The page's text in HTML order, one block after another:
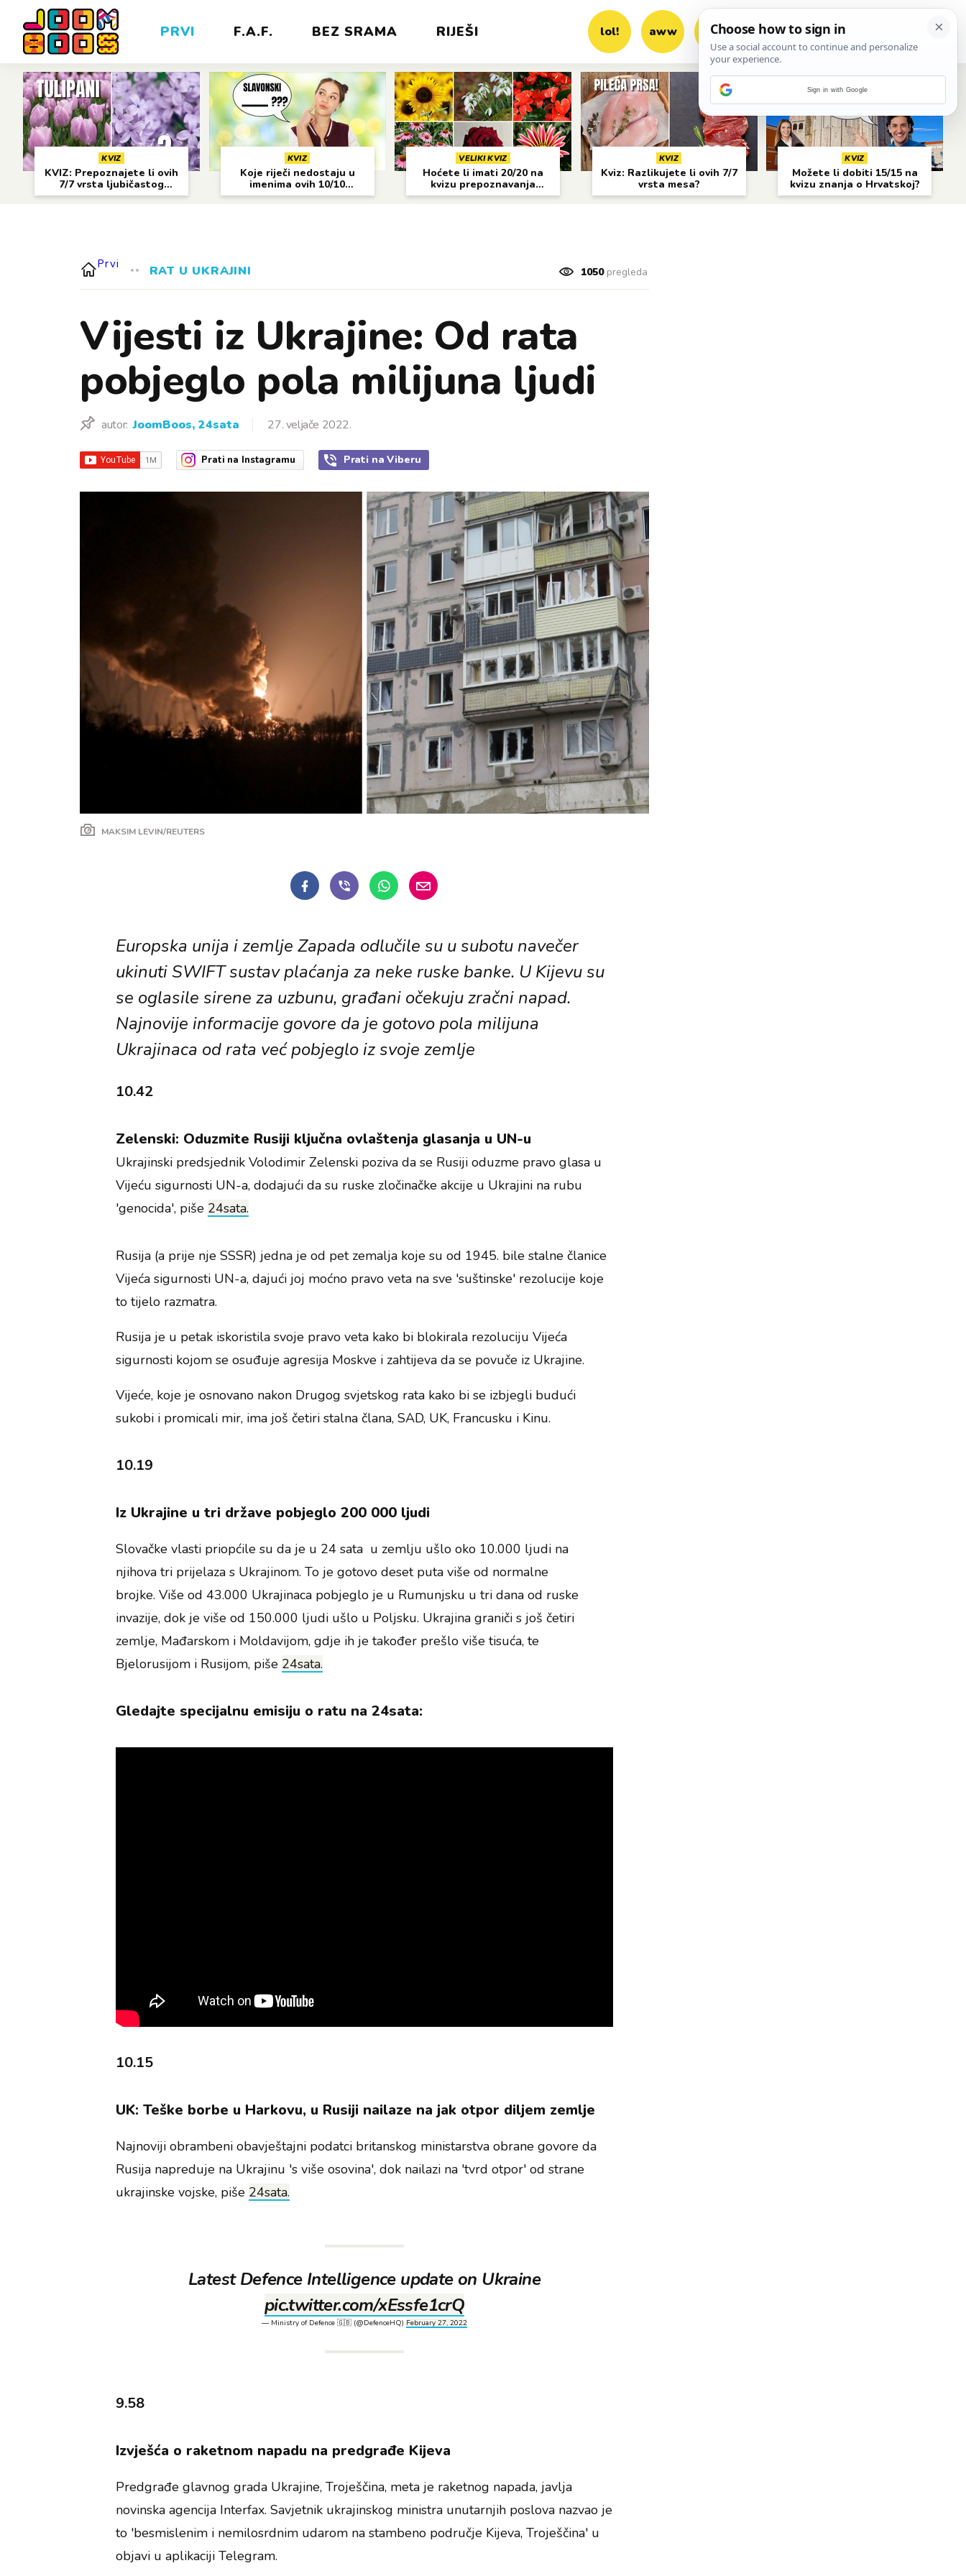
PRVI F.A.F. BEZ SRAMA RIJEŠI lol! aww vrh! woot?!
KVIZ
KVIZ: Prepoznajete li ovih
7/7 vrsta ljubičastog
cvijeća?
KVIZ
Koje riječi nedostaju u
imenima ovih 10/10
gradova?
VELIKI KVIZ
Hoćete li imati 20/20 na
kvizu prepoznavanja
cvijeća?
KVIZ
Kviz: Razlikujete li ovih 7/7
vrsta mesa?
KVIZ
Možete li dobiti 15/15 na
kvizu znanja o Hrvatskoj?
Prvi RAT U UKRAJINI 1050pregleda
Vijesti iz Ukrajine: Od rata
pobjeglo pola milijuna ljudi
autor: JoomBoos, 24sata 27. veljače 2022.
Prati na Instagramu Prati na Viberu
MAKSIM LEVIN/REUTERS
Europska unija i zemlje Zapada odlučile su u subotu navečer
ukinuti SWIFT sustav plaćanja za neke ruske banke. U Kijevu su
se oglasile sirene za uzbunu, građani očekuju zračni napad.
Najnovije informacije govore da je gotovo pola milijuna
Ukrajinaca od rata već pobjeglo iz svoje zemlje
10.42
Zelenski: Oduzmite Rusiji ključna ovlaštenja glasanja u UN-u
Ukrajinski predsjednik Volodimir Zelenski poziva da se Rusiji oduzme pravo glasa u
Vijeću sigurnosti UN-a, dodajući da su ruske zločinačke akcije u Ukrajini na rubu
'genocida', piše 24sata.
Rusija (a prije nje SSSR) jedna je od pet zemalja koje su od 1945. bile stalne članice
Vijeća sigurnosti UN-a, dajući joj moćno pravo veta na sve 'suštinske' rezolucije koje
to tijelo razmatra.
Rusija je u petak iskoristila svoje pravo veta kako bi blokirala rezoluciju Vijeća
sigurnosti kojom se osuđuje agresija Moskve i zahtijeva da se povuče iz Ukrajine.
Vijeće, koje je osnovano nakon Drugog svjetskog rata kako bi se izbjegli budući
sukobi i promicali mir, ima još četiri stalna člana, SAD, UK, Francusku i Kinu.
10.19
Iz Ukrajine u tri države pobjeglo 200 000 ljudi
Slovačke vlasti priopćile su da je u 24 sata u zemlju ušlo oko 10.000 ljudi na
njihova tri prijelaza s Ukrajinom. To je gotovo deset puta više od normalne
brojke. Više od 43.000 Ukrajinaca pobjeglo je u Rumunjsku u tri dana od ruske
invazije, dok je više od 150.000 ljudi ušlo u Poljsku. Ukrajina graniči s još četiri
zemlje, Mađarskom i Moldavijom, gdje ih je također prešlo više tisuća, te
Bjelorusijom i Rusijom, piše 24sata.
Gledajte specijalnu emisiju o ratu na 24sata:
10.15
UK: Teške borbe u Harkovu, u Rusiji nailaze na jak otpor diljem zemlje
Najnoviji obrambeni obavještajni podatci britanskog ministarstva obrane govore da
Rusija napreduje na Ukrajinu 's više osovina', dok nailazi na 'tvrd otpor' od strane
ukrajinske vojske, piše 24sata.
Latest Defence Intelligence update on Ukraine
pic.twitter.com/xEssfe1crQ
— Ministry of Defence 🇬🇧 (@DefenceHQ) February 27, 2022
9.58
Izvješća o raketnom napadu na predgrađe Kijeva
Predgrađe glavnog grada Ukrajine, Troješčina, meta je raketnog napada, javlja
novinska agencija Interfax. Savjetnik ukrajinskog ministra unutarnjih poslova nazvao je
to 'besmislenim i nemilosrdnim udarom na stambeno područje Kijeva, Troješčina' u
objavi u aplikaciji Telegram.
Sign in with Google